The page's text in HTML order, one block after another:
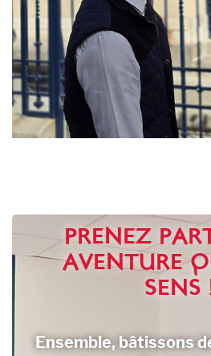
PRENEZ
AVENTURE
SENS
Ensemble, bâtissons